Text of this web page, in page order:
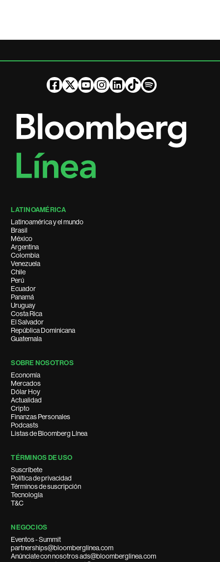
LATINOAMÉRICA
Latinoamérica y el mundo
Brasil
México
Argentina
Colombia
Venezuela
Chile
Perú
Ecuador
Panamá
Uruguay
Costa Rica
El Salvador
República Dominicana
Guatemala
SOBRE NOSOTROS
Economía
Mercados
Dólar Hoy
Actualidad
Cripto
Finanzas Personales
Podcasts
Listas de Bloomberg Línea
TÉRMINOS DE USO
Suscríbete
Política de privacidad
Términos de suscripción
Tecnología
T&C
NEGOCIOS
Eventos - Summit
partnerships@bloomberglinea.com
Anúnciate con nosotros ads@bloomberglinea.com